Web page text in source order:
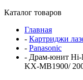
Каталог товаров
Главная
- Картриджи
- Panasonic
- Драм-юнит Hi-
KX-MB1900/